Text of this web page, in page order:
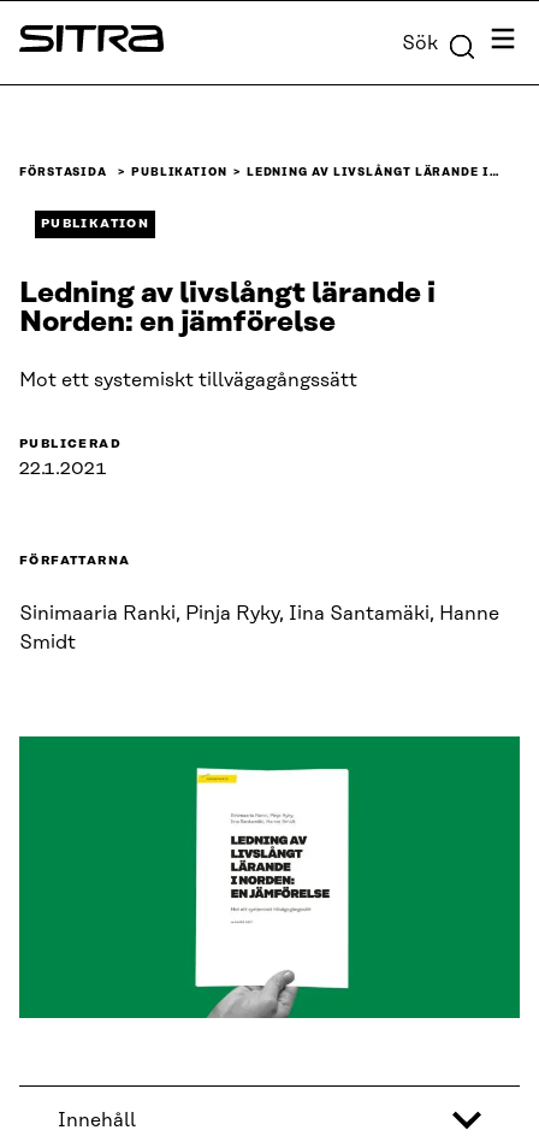
Skip to
content
Sitra Sök Meny
FÖRSTASIDA PUBLIKATION LEDNING AV LIVSLÅNGT LÄRANDE I…
PUBLIKATION
Ledning av livslångt lärande i
Norden: en jämförelse
Mot ett systemiskt tillvägagångssätt
PUBLICERAD
22.1.2021
FÖRFATTARNA
Sinimaaria Ranki, Pinja Ryky, Iina Santamäki, Hanne
Smidt
Innehåll